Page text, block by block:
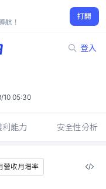
航！
打開
登入
10 05:30
利能力 安全性分析
營收月增率